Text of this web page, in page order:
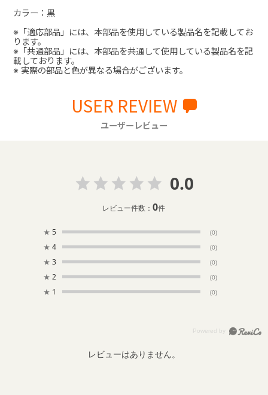
カラー：黒
※「適応部品」には、本部品を使用している製品名を記載してお
ります。
※「共通部品」には、本部品を共通して使用している製品名を記
載しております。
※ 実際の部品と色が異なる場合がございます。
USER REVIEW
ユーザーレビュー
0.0
レビュー件数：0件
★ 5 (0)
★ 4 (0)
★ 3 (0)
★ 2 (0)
★ 1 (0)
レビューはありません。